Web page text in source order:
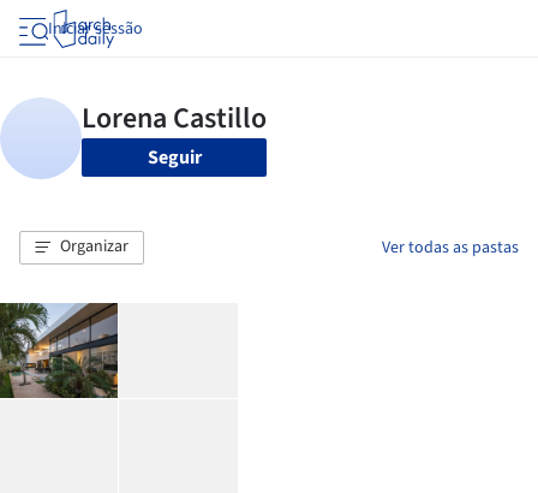
Iniciar sessão
Seguir
Organizar Ver todas as pastas